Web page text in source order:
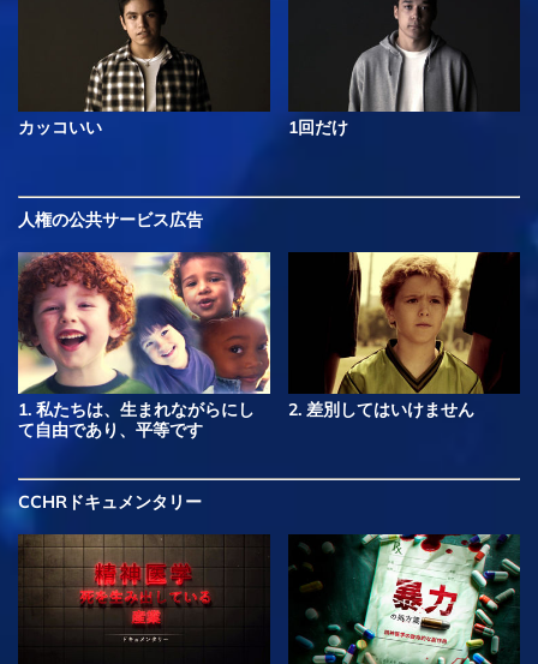
カッコいい 1回だけ
人権の公共サービス広告
1. 私たちは、生まれながらにし
て自由であり、平等です
2. 差別してはいけません
CCHRドキュメンタリー